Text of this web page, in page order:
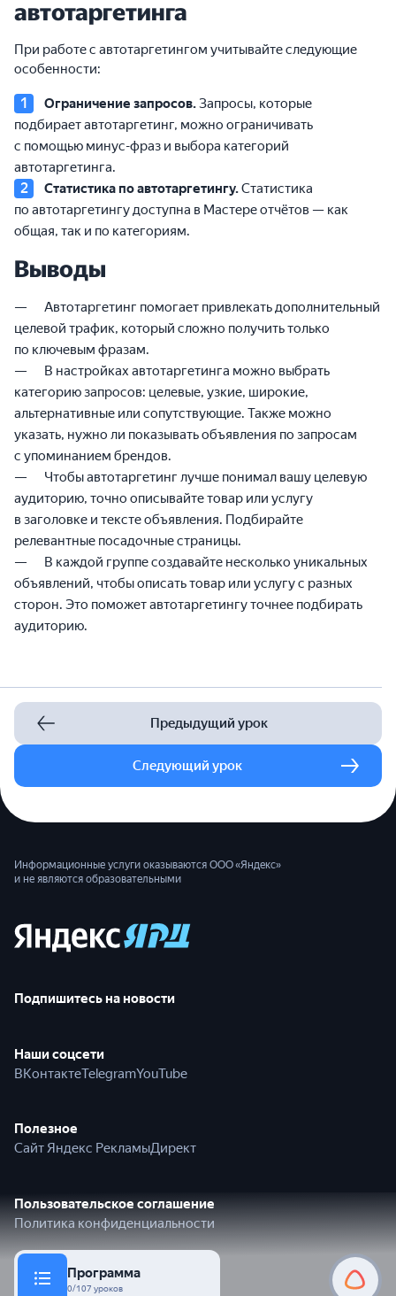
Программа
0/107 уроков
автотаргетинга
При работе с автотаргетингом учитывайте следующие
особенности:
Ограничение запросов.Запросы, которые
подбирает автотаргетинг, можно ограничивать
с помощью минус-фраз и выбора категорий
автотаргетинга.
Статистика по автотаргетингу.Статистика
по автотаргетингу доступна в Мастере отчётов — как
общая, так и по категориям.
Выводы
Автотаргетинг помогает привлекать дополнительный
целевой трафик, который сложно получить только
по ключевым фразам.
В настройках автотаргетинга можно выбрать
категорию запросов: целевые, узкие, широкие,
альтернативные или сопутствующие. Также можно
указать, нужно ли показывать объявления по запросам
с упоминанием брендов.
Чтобы автотаргетинг лучше понимал вашу целевую
аудиторию, точно описывайте товар или услугу
в заголовке и тексте объявления. Подбирайте
релевантные посадочные страницы.
В каждой группе создавайте несколько уникальных
объявлений, чтобы описать товар или услугу с разных
сторон. Это поможет автотаргетингу точнее подбирать
аудиторию.
Предыдущий урок
Следующий урок
Информационные услуги оказываются ООО «Яндекс»
и не являются образовательными
Подпишитесь на новости
Наши соцсети
ВКонтактеTelegramYouTube
Полезное
Сайт Яндекс РекламыДирект
Пользовательское соглашение
Политика конфиденциальности
© 2026 Яндекс Алиса